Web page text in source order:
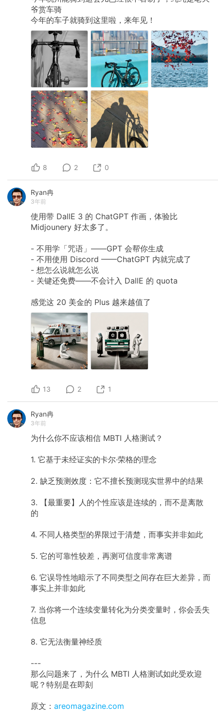
停滞状态，合伙人一方面在看新的赛道，一方面
也在面试。 合伙人不拿工资，投资款主要用来招
兼职开发，买法律相关数据。已花完。由于整体
没进展，剩余款项投资人不给了。 该团队我觉得
问题就在于高估了LLM的能力，目前百川/文心，
都搞不定法律/医疗这种高知识性的行业。 2. 海外
留学归来创业小队，名牌大学毕业，为创业归
国。做ai小说方向，高举高打，和真格基金合作，
有一些媒体资源，做ai小说大赛。但没有c端买
单，b端赞助都是给点算力资源，没有给现金的。
目前没有拿到投资，创业团队在自己掏钱维持。
目前在考虑做培训，卖课，教人用ai写小说/画图
该团队问题也是高估LLM能力，总想着ai创作静态
的文字内容可以达到人类网文水平，这是不可能
的。没有想着在媒介上创新，做互动性更强的ai内
容。 3.前大厂市场侧高管，创业做AI数字人企业
培训，目前在内测，看了产品，感觉没戏。就是
单。看到了企业内训的需求，但是目前ai很难完美
解，以为有个批量生产60分内容的工具平台就能
挣钱 该团队问题，我觉得是对行业不了解，他觉
得网文/漫画/有声书，用户量大，肯定能赚钱。但
能赚，想做成平台更是不可能了。 总结： 1.人的
肌肉记忆根深蒂固，总想着复刻曾经的成功路
径，想发挥自己优势，不看市场需要什么 2.大模
型，短期被高估，长期被低估。gpt4一出来，大
家都觉得再不做就晚了。结果发现一年过去了
3.想拿ai改造某个行业/产业，首先你得了解这个
行业/产业，不要想着用ai过去降维打击 4.大家的
认知顺序都是鄙视李一舟—理解李一舟—“实在不
行就李一舟吧” 所以过去一年最好的策略就是 1.抓
住大厂all in ai的机会，升职加薪拿资源，赚经验
履历 2.水下机会，抓住市场真实需求，和自己对
行业的深刻理解，用新的交互媒介赚现金。 3.建
立ai领域知名度，用内容厚积薄发 4.进入AI创业
公司获得实践积累，拿着工资一边探索一边观望
爷赏车骑
今年的车子就骑到这里啦，来年见！
8 2 0
Ryan冉
3年前
使用带 DallE 3 的 ChatGPT 作画，体验比
Midjounery 好太多了。
- 不用学「咒语」——GPT 会帮你生成
- 不用使用 Discord ——ChatGPT 内就完成了
- 想怎么说就怎么说
- 关键还免费——不会计入 DallE 的 quota
感觉这 20 美金的 Plus 越来越值了
13 2 1
Ryan冉
3年前
为什么你不应该相信 MBTI 人格测试？
1. 它基于未经证实的卡尔·荣格的理念
2. 缺乏预测效度：它不擅长预测现实世界中的结果
3. 【最重要】人的个性应该是连续的，而不是离散
的
4. 不同人格类型的界限过于清楚，而事实并非如此
5. 它的可靠性较差，再测可信度非常离谱
6. 它误导性地暗示了不同类型之间存在巨大差异，而
事实上并非如此
7. 当你将一个连续变量转化为分类变量时，你会丢失
信息
8. 它无法衡量神经质
---
那么问题来了，为什么 MBTI 人格测试如此受欢迎
呢？特别是在即刻
原文： areomagazine.com